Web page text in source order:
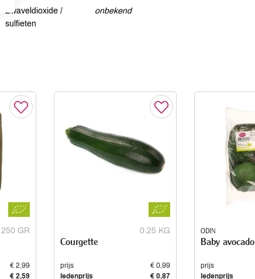
Zwaveldioxide /
sulfieten
onbekend
250 GR
€ 2,99
€ 2,59
0.25 KG
Courgette
prijs
€ 0,99
ledenprijs
€ 0,87
ODIN
Baby avocado
prijs
ledenprijs